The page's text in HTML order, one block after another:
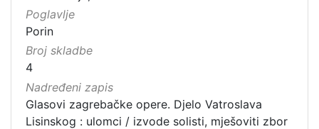
Poglavlje
Porin
Broj skladbe
4
Nadređeni zapis
Glasovi zagrebačke opere. Djelo Vatroslava
Lisinskog : ulomci / izvode solisti, mješoviti zbor